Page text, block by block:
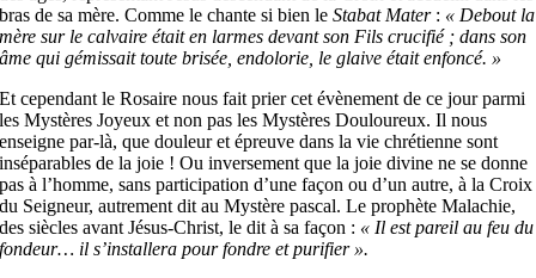
bras de sa mère. Comme le chante si bien leStabat Mater: « Debout la
mère sur le calvaire était en larmes devant son Fils crucifié ; dans son
âme qui gémissait toute brisée, endolorie, le glaive était enfoncé. »
Et cependant le Rosaire nous fait prier cet évènement de ce jour parmi
les Mystères Joyeux et non pas les Mystères Douloureux. Il nous
enseigne par-là, que douleur et épreuve dans la vie chrétienne sont
inséparables de la joie ! Ou inversement que la joie divine ne se donne
pas à l’homme, sans participation d’une façon ou d’un autre, à la Croix
du Seigneur, autrement dit au Mystère pascal. Le prophète Malachie,
des siècles avant Jésus-Christ, le dit à sa façon : « Il est pareil au feu du
fondeur… il s’installera pour fondre et purifier ».